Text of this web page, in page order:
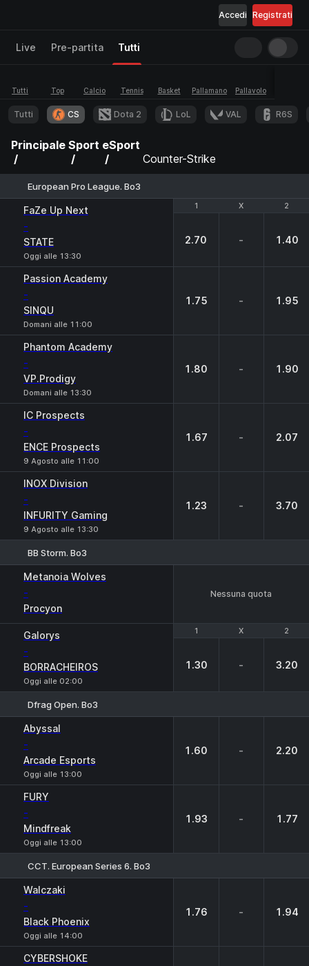
Registrati
Accedi
Live Pre-partita Tutti
Tutti Top Calcio Tennis Basket Pallamano Pallavolo
Tutti CS Dota 2 LoL VAL R6S
Principale Sport eSport
Counter-Strike
European Pro League. Bo3
1 X 2
FaZe Up Next
-
STATE
Oggi alle 13:30
1 X 2
2.70 - 1.40
Passion Academy
-
SINQU
Domani alle 11:00
1.75 - 1.95
Phantom Academy
-
VP.Prodigy
Domani alle 13:30
1.80 - 1.90
IC Prospects
-
ENCE Prospects
9 Agosto alle 11:00
1.67 - 2.07
INOX Division
-
INFURITY Gaming
9 Agosto alle 13:30
1.23 - 3.70
BB Storm. Bo3
Metanoia Wolves
-
Procyon
Nessuna quota
1 X 2
Galorys
-
BORRACHEIROS
Oggi alle 02:00
1 X 2
1.30 - 3.20
Dfrag Open. Bo3
Abyssal
-
Arcade Esports
Oggi alle 13:00
1.60 - 2.20
FURY
-
Mindfreak
Oggi alle 13:00
1.93 - 1.77
CCT. European Series 6. Bo3
Walczaki
-
Black Phoenix
Oggi alle 14:00
1.76 - 1.94
CYBERSHOKE